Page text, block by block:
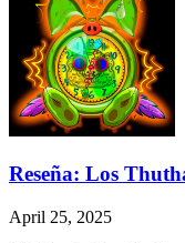
Reseña: Los
April 25, 2025